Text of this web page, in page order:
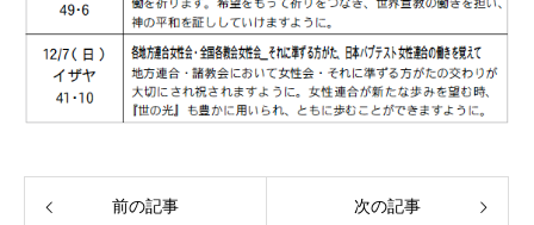
前の記事 次の記事